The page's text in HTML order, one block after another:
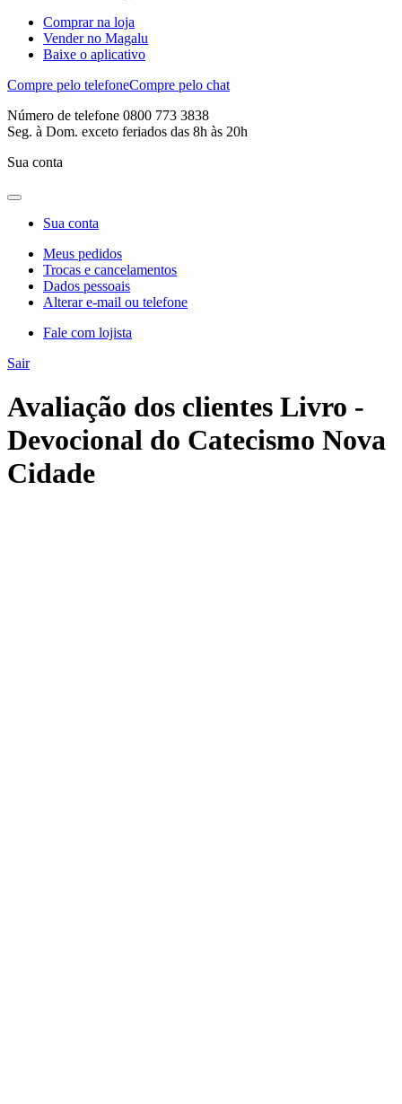
Comprar na loja
Vender no Magalu
Baixe o aplicativo
Compre pelo telefoneCompre pelo chat
Número de telefone 0800 773 3838
Seg. à Dom. exceto feriados das 8h às 20h
Sua conta
Sua conta
Meus pedidos
Trocas e cancelamentos
Dados pessoais
Alterar e-mail ou telefone
Fale com lojista
Sair
Avaliação dos clientes Livro -
Devocional do Catecismo Nova
Cidade